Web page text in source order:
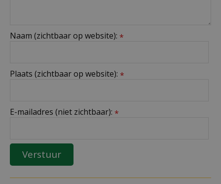
Naam (zichtbaar op website): *
Plaats (zichtbaar op website): *
E-mailadres (niet zichtbaar): *